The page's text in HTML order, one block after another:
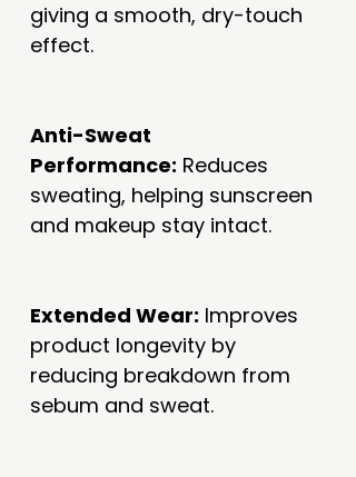
giving a smooth, dry-touch
effect.
Anti-Sweat
Performance: Reduces
sweating, helping sunscreen
and makeup stay intact.
Extended Wear: Improves
product longevity by
reducing breakdown from
sebum and sweat.